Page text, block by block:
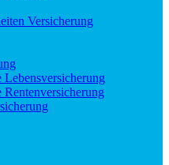
Versicherung
Lebensversicherung
Rentenversicherung